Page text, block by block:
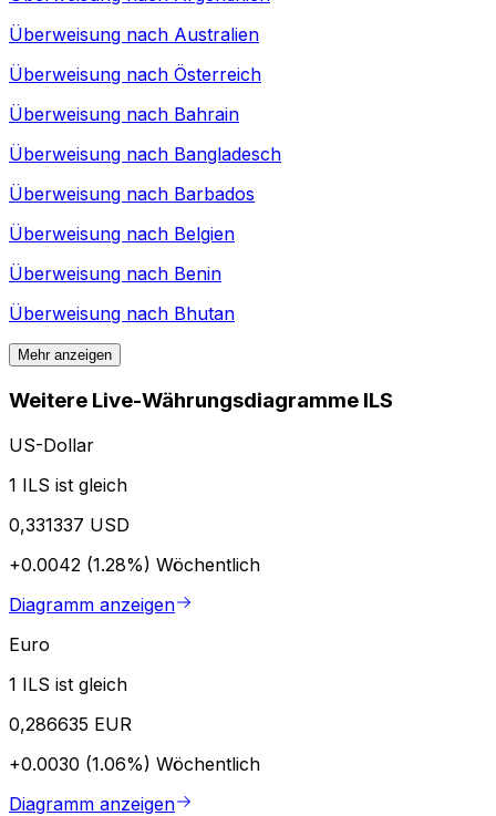
Überweisung nach Australien
Überweisung nach Österreich
Überweisung nach Bahrain
Überweisung nach Bangladesch
Überweisung nach Barbados
Überweisung nach Belgien
Überweisung nach Benin
Überweisung nach Bhutan
Mehr anzeigen
Weitere Live-Währungsdiagramme ILS
US-Dollar
1 ILS ist gleich
0,331337 USD
+0.0042 (1.28%) Wöchentlich
Diagramm anzeigen
Euro
1 ILS ist gleich
0,286635 EUR
+0.0030 (1.06%) Wöchentlich
Diagramm anzeigen